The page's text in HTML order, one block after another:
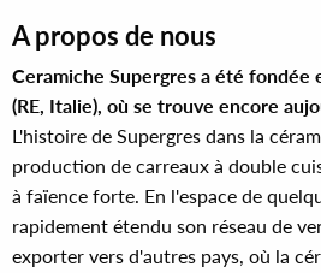
A propos de nous
Ceramiche Supergres a été fondée
(RE, Italie), où se trouve encore
L'histoire de Supergres dans la
production de carreaux à double
à faïence forte. En l'espace de
rapidement étendu son réseau de
exporter vers d'autres pays, où la